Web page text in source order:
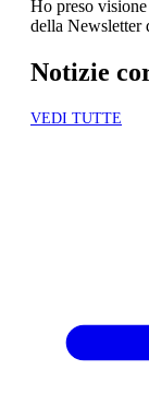
Ho preso visione
della Newsletter
Notizie
VEDI TUTTE